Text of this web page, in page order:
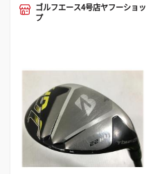
ゴルフエース4号店ヤフーショッ
プ